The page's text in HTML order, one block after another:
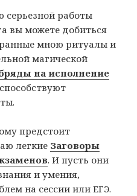
серьезной работы
вы можете добиться
мною ритуалы и
магической
на исполнение
предстоит
легкие Заговоры
. И пусть они
и умения,
на сессии или ЕГЭ.